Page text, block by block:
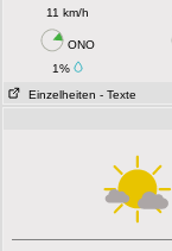
11 km/h
ONO
1%
Einzelheiten - Texte